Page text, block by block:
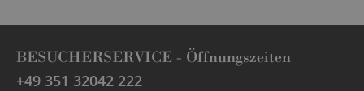
BESUCHERSERVICE - Öffnungszeiten
+49 351 32042 222